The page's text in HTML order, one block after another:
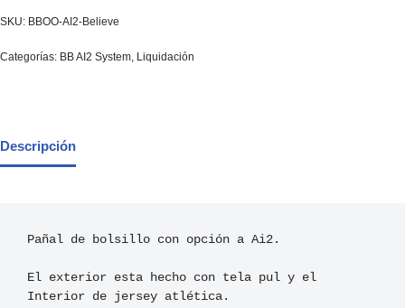
SKU: BBOO-AI2-Believe
Categorías: BB AI2 System Liquidación
Descripción
Pañal de bolsillo con opción a Ai2.
El exterior esta hecho con tela pul y el
Interior de jersey atlética.